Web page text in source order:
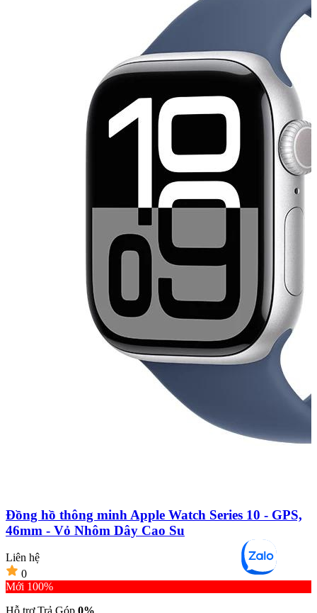
Đồng hồ thông minh Apple Watch Series 10 - GPS,
46mm - Vỏ Nhôm Dây Cao Su
Liên hệ
0
Mới 100%